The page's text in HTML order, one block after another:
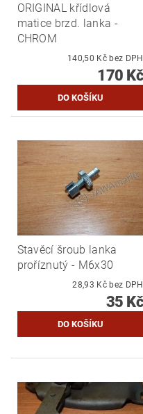
ORIGINAL křídlová
matice brzd. lanka -
CHROM
140,50 Kč bez DPH
170 Kč
Stavěcí šroub lanka
proříznutý - M6x30
28,93 Kč bez DPH
35 Kč